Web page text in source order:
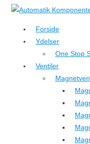
↓
hovedindhold
Forside
Ydelser
One Stop
Ventiler